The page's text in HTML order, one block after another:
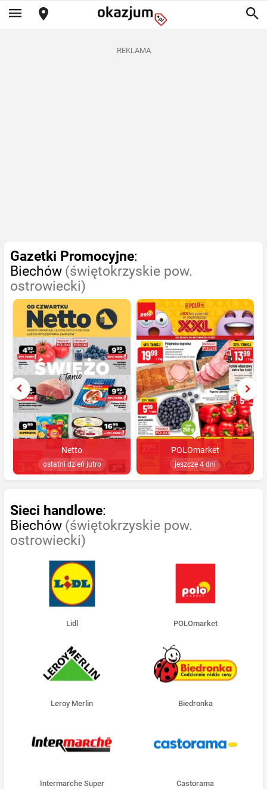
REKLAMA
Gazetki Promocyjne:
Biechów (świętokrzyskie pow.
ostrowiecki)
Netto
ostatni dzień jutro
POLOmarket
jeszcze 4 dni
Sieci handlowe:
Biechów (świętokrzyskie pow.
ostrowiecki)
Lidl POLOmarket
Leroy Merlin Biedronka
Intermarche Super Castorama